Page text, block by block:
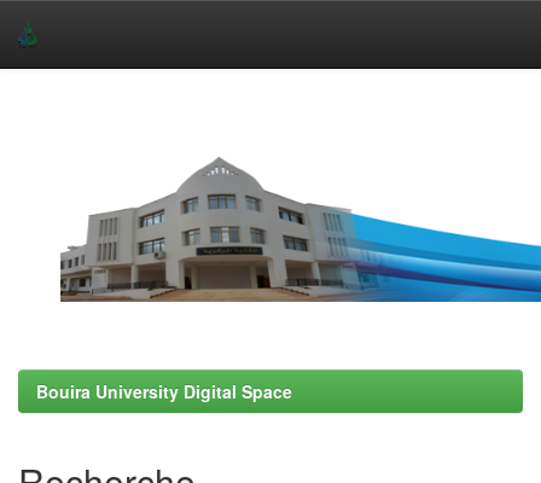
Bouira University Digital Space